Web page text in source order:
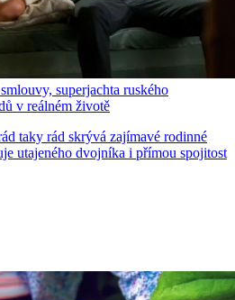
superjachta ruského
v reálném životě
taky rád skrývá zajímavé rodinné
utajeného dvojníka i přímou spojitost